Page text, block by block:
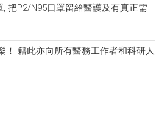
把P​2/N95口罩留給醫護及有真正需
！ 籍此亦向所有醫務工作者和科研人